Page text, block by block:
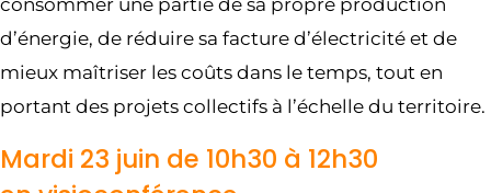
d’énergie, de réduire sa facture d’électricité et de
mieux maîtriser les coûts dans le temps, tout en
portant des projets collectifs à l’échelle du territoire.
Mardi 23 juin de 10h30 à 12h30